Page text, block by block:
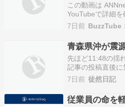
この動画は
YouTubeで詳細を
度4(2026年8月1日)
7日前
青森県沖が震
先ほど11:48の揺
記事の投稿直後に
よると震源は出
森県東方沖辺り
最大震度4、北海
7日前 徒然日記
従業員の命を